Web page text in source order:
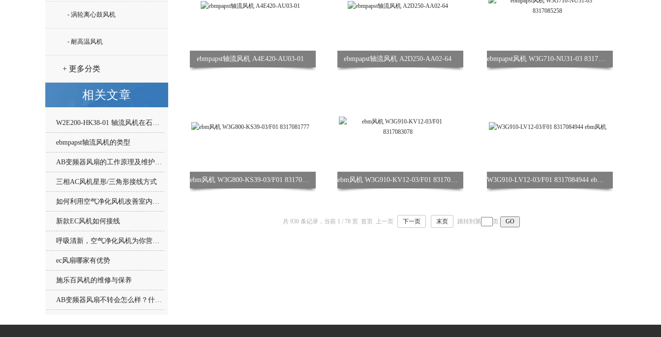
- 涡轮离心鼓风机
- 耐高温风机
+ 更多分类
相关文章
W2E200-HK38-01 轴流风机在石油化工行业中的应用
ebmpapst轴流风机的类型
AB变频器风扇的工作原理及维护保养方式
三相AC风机星形/三角形接线方式
如何利用空气净化风机改善室内空气质量？
新款EC风机如何接线
呼吸清新，空气净化风机为你营造舒适生活环境
ec风扇哪家有优势
施乐百风机的维修与保养
AB变频器风扇不转会怎么样？什么情况下需要进行更换
ebmpapst轴流风机 A4E420-AU03-01 ebmpapst轴流风机 A2D250-AA02-64 ebmpapst风机 W3G710-NU31-03 8317085258
ebm风机 W3G800-KS39-03/F01 8317081777 ebm风机 W3G910-KV12-03/F01 8317083078 W3G910-LV12-03/F01 8317084944 ebm风机
共 930 条记录，当前 1 / 78 页 首页 上一页 下一页 末页 跳转到第 页